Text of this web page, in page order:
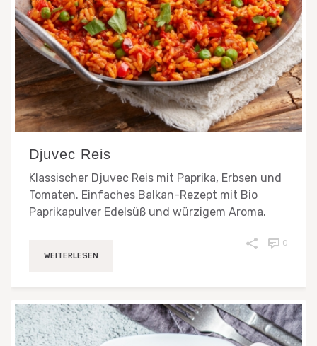
Djuvec Reis
Klassischer Djuvec Reis mit Paprika, Erbsen und
Tomaten. Einfaches Balkan-Rezept mit Bio
Paprikapulver Edelsüß und würzigem Aroma.
WEITERLESEN
0